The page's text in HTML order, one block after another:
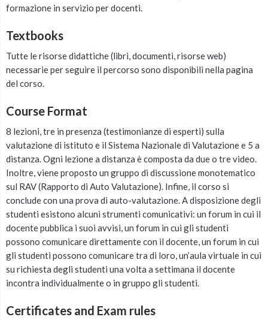
formazione in servizio per docenti.
Textbooks
Tutte le risorse didattiche (libri, documenti, risorse web)
necessarie per seguire il percorso sono disponibili nella pagina
del corso.
Course Format
8 lezioni, tre in presenza (testimonianze di esperti) sulla
valutazione di istituto e il Sistema Nazionale di Valutazione e 5 a
distanza. Ogni lezione a distanza è composta da due o tre video.
Inoltre, viene proposto un gruppo di discussione monotematico
sul RAV (Rapporto di Auto Valutazione). Infine, il corso si
conclude con una prova di auto-valutazione. A disposizione degli
studenti esistono alcuni strumenti comunicativi: un forum in cui il
docente pubblica i suoi avvisi, un forum in cui gli studenti
possono comunicare direttamente con il docente, un forum in cui
gli studenti possono comunicare tra di loro, un’aula virtuale in cui
su richiesta degli studenti una volta a settimana il docente
incontra individualmente o in gruppo gli studenti.
Certificates and Exam rules